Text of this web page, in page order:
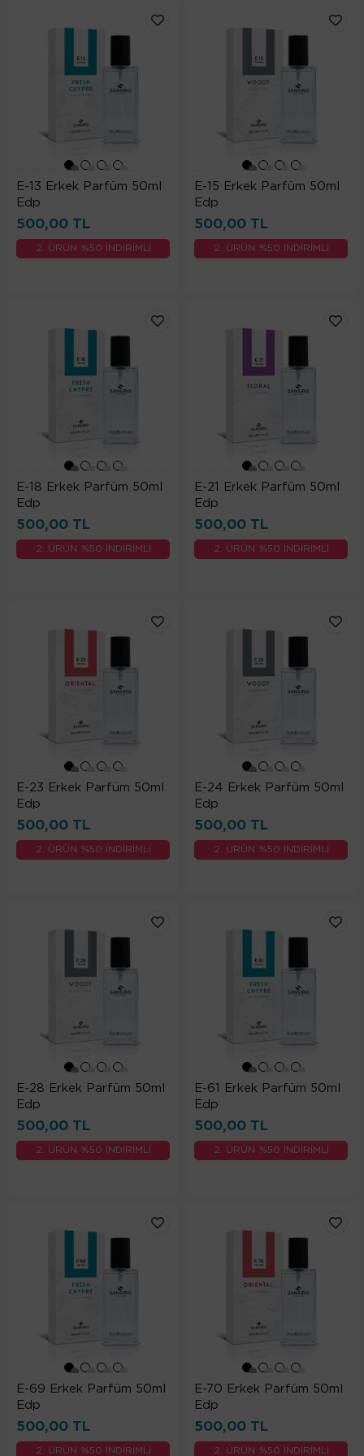
E-13 Erkek Parfüm 50ml
Edp
500,00 TL
2. ÜRÜN %50 İNDİRİMLİ
E-15 Erkek Parfüm 50ml
Edp
500,00 TL
2. ÜRÜN %50 İNDİRİMLİ
E-18 Erkek Parfüm 50ml
Edp
500,00 TL
2. ÜRÜN %50 İNDİRİMLİ
E-21 Erkek Parfüm 50ml
Edp
500,00 TL
2. ÜRÜN %50 İNDİRİMLİ
E-23 Erkek Parfüm 50ml
Edp
500,00 TL
2. ÜRÜN %50 İNDİRİMLİ
E-24 Erkek Parfüm 50ml
Edp
500,00 TL
2. ÜRÜN %50 İNDİRİMLİ
E-28 Erkek Parfüm 50ml
Edp
500,00 TL
2. ÜRÜN %50 İNDİRİMLİ
E-61 Erkek Parfüm 50ml
Edp
500,00 TL
2. ÜRÜN %50 İNDİRİMLİ
E-69 Erkek Parfüm 50ml
Edp
500,00 TL
2. ÜRÜN %50 İNDİRİMLİ
E-70 Erkek Parfüm 50ml
Edp
500,00 TL
2. ÜRÜN %50 İNDİRİMLİ